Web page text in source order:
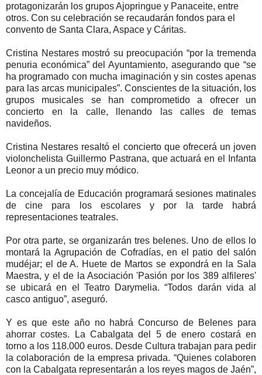
protagonizarán los grupos Ajopringue y Panaceite, entre
otros. Con su celebración se recaudarán fondos para el
convento de Santa Clara, Aspace y Cáritas.
Cristina Nestares mostró su preocupación “por la tremenda
penuria económica” del Ayuntamiento, asegurando que “se
ha programado con mucha imaginación y sin costes apenas
para las arcas municipales”. Conscientes de la situación, los
grupos musicales se han comprometido a ofrecer un
concierto en la calle, llenando las calles de temas
navideños.
Cristina Nestares resaltó el concierto que ofrecerá un joven
violonchelista Guillermo Pastrana, que actuará en el Infanta
Leonor a un precio muy módico.
La concejalía de Educación programará sesiones matinales
de cine para los escolares y por la tarde habrá
representaciones teatrales.
Por otra parte, se organizarán tres belenes. Uno de ellos lo
montará la Agrupación de Cofradías, en el patio del salón
mudéjar; el de A. Huete de Martos se expondrá en la Sala
Maestra, y el de la Asociación 'Pasión por los 389 alfileres'
se ubicará en el Teatro Darymelia. “Todos darán vida al
casco antiguo”, aseguró.
Y es que este año no habrá Concurso de Belenes para
ahorrar costes. La Cabalgata del 5 de enero costará en
torno a los 118.000 euros. Desde Cultura trabajan para pedir
la colaboración de la empresa privada. “Quienes colaboren
con la Cabalgata representarán a los reyes magos de Jaén”,